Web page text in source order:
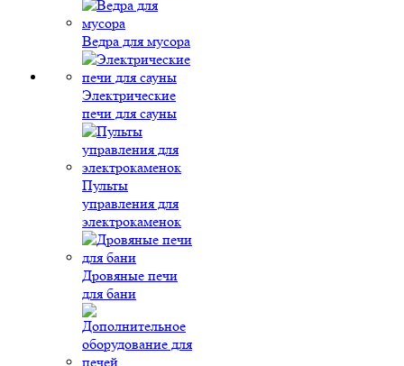
Ведра для мусора
Электрические
печи для сауны
Пульты
управления для
электрокаменок
Дровяные печи
для бани